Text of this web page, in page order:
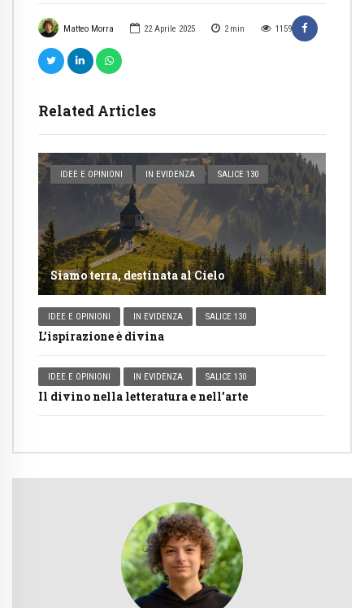
Matteo Morra 22 Aprile 2025 2 min 1159
Related Articles
IDEE E OPINIONI IN EVIDENZA SALICE 130
Siamo terra, destinata al Cielo
IDEE E OPINIONI IN EVIDENZA SALICE 130
L’ispirazione è divina
IDEE E OPINIONI IN EVIDENZA SALICE 130
Il divino nella letteratura e nell’arte